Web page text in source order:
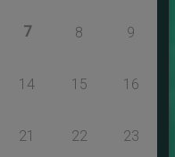
7 8 9
14 15 16
21 22 23